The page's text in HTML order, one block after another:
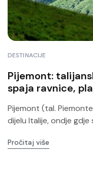
DESTINACIJE
Pijemont:
spaja ravnice,
Pijemont (tal.
dijelu Italije, ondje gdje
Pročitaj više